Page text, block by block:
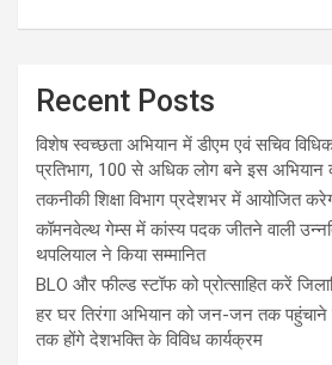
Recent Posts
विशेष स्वच्छता अभियान में डीएम एवं सचिव
प्रतिभाग, 100 से अधिक लोग बने इस अभियान
तकनीकी शिक्षा विभाग प्रदेशभर में आयोजित
कॉमनवेल्थ गेम्स में कांस्य पदक जीतने वाली
थपलियाल ने किया सम्मानित
BLO और फील्ड स्टॉफ को प्रोत्साहित करें
हर घर तिरंगा अभियान को जन-जन तक
तक होंगे देशभक्ति के विविध कार्यक्रम